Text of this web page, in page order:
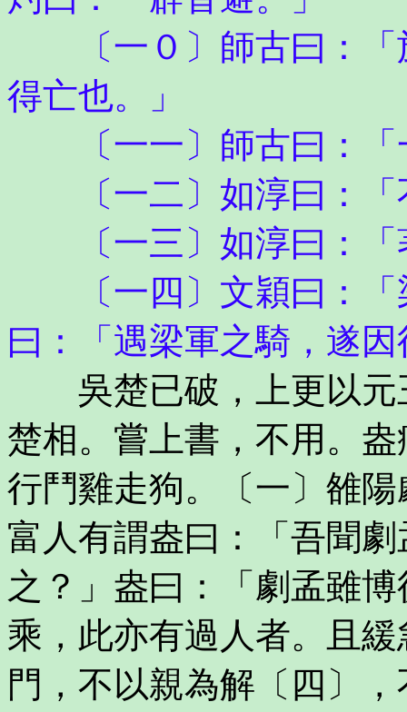
〔一０〕師古曰：「
得亡也。」
〔一一〕師古曰：「
〔一二〕如淳曰：「
〔一三〕如淳曰：「
〔一四〕文穎曰：「
曰：「遇梁軍之騎，遂
吳楚已破，上更以元
楚相。嘗上書，不用。
行鬥雞走狗。〔一〕雒
富人有謂盎曰：「吾聞
之？」盎曰：「劇孟雖
乘，此亦有過人者。且
門，不以親為解〔四〕